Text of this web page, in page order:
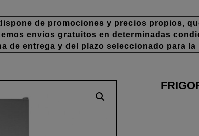
de promociones y precios propios,
envíos gratuitos en determinadas
de entrega y del plazo seleccionado para